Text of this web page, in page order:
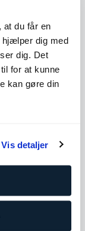
at du får en
hjælper dig med
dig. Det
for at kunne
kan gøre din
Vis detaljer
12:00 - 20:00